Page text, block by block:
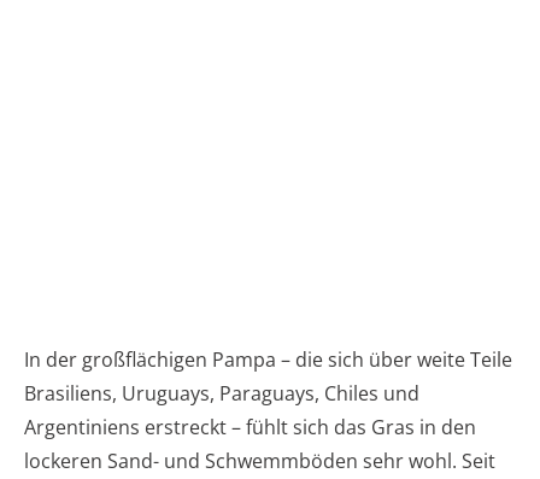
In der großflächigen Pampa – die sich über weite Teile
Brasiliens, Uruguays, Paraguays, Chiles und
Argentiniens erstreckt – fühlt sich das Gras in den
lockeren Sand- und Schwemmböden sehr wohl. Seit